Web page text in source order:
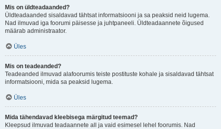
Mis on üldteadaanded?
Üldteadaanded sisaldavad tähtsat informatsiooni ja sa peaksid neid lugema.
Nad ilmuvad iga foorumi päisesse ja juhtpaneeli. Üldteadaannete õigused
määrab administraator.
Üles
Mis on teadeanded?
Teadeanded ilmuvad alafoorumis teiste postituste kohale ja sisaldavad tähtsat
informatsiooni, mida sa peaksid lugema.
Üles
Mida tähendavad kleebisega märgitud teemad?
Kleepsud ilmuvad teadaannete all ja vaid esimesel lehel foorumis. Nad